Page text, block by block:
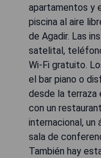
apartamentos y
piscina al aire
de Agadir. Las
satelital,
Wi-Fi gratuito.
el bar piano o
desde la terraza
con un
internacional, un
sala de
También hay